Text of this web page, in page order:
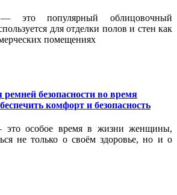
— это популярный облицовочный
для отделки полов и стен как
помещениях
безопасности во время
комфорт и безопасность
это особое время в жизни женщины,
не только о своём здоровье, но и о